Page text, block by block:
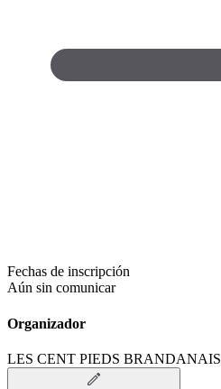
Fechas de inscripción
Aún sin comunicar
Organizador
LES CENT PIEDS BRANDANAIS